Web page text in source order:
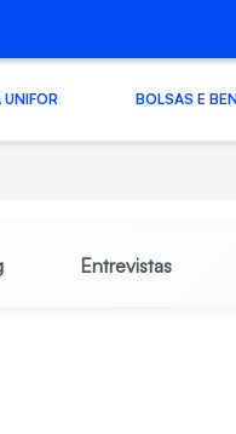
BOLSAS E
Entrevistas